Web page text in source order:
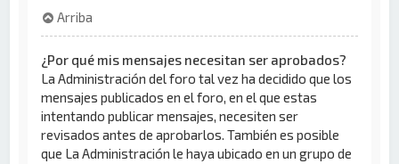
Arriba
¿Por qué mis mensajes necesitan ser aprobados?
La Administración del foro tal vez ha decidido que los
mensajes publicados en el foro, en el que estas
intentando publicar mensajes, necesiten ser
revisados antes de aprobarlos. También es posible
que La Administración le haya ubicado en un grupo de